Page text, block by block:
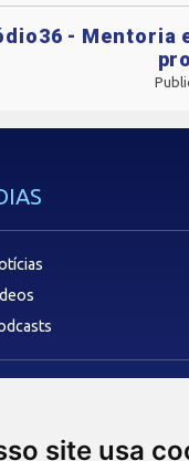
site usa
- Mentoria